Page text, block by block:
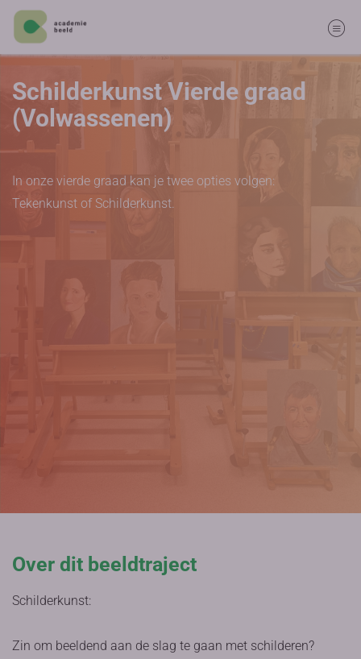
Schilderkunst Vierde graad
(Volwassenen)
In onze vierde graad kan je twee opties volgen:
Tekenkunst of Schilderkunst.
Over dit beeldtraject
Schilderkunst:
Zin om beeldend aan de slag te gaan met schilderen?